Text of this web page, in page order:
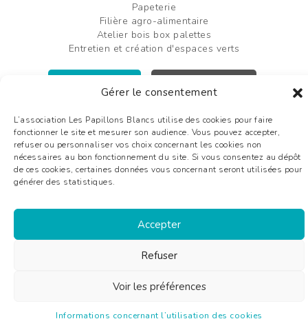
Gérer le consentement
L’association Les Papillons Blancs utilise des cookies pour faire
fonctionner le site et mesurer son audience. Vous pouvez accepter,
refuser ou personnaliser vos choix concernant les cookies non
nécessaires au bon fonctionnement du site. Si vous consentez au dépôt
de ces cookies, certaines données vous concernant seront utilisées pour
générer des statistiques.
Accepter
Refuser
Voir les préférences
Informations concernant l’utilisation des cookies
Papeterie
Filière agro-alimentaire
Atelier bois box palettes
Entretien et création d'espaces verts
Mentions légales
Liens utiles
Glossaire